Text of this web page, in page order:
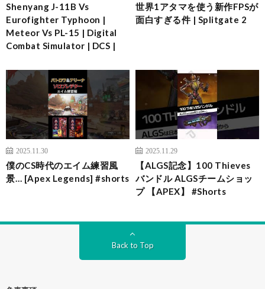
Shenyang J-11B Vs
Eurofighter Typhoon |
Meteor Vs PL-15 | Digital
Combat Simulator | DCS |
世界1アタマを使う新作FPSが
面白すぎる件 | Splitgate 2
2025.11.30
僕のCS時代のエイム練習風
景… [Apex Legends] #shorts
2025.11.29
【ALGS記念】100 Thieves
バンドル ALGSチームショッ
プ 【APEX】 #Shorts
Back to Top